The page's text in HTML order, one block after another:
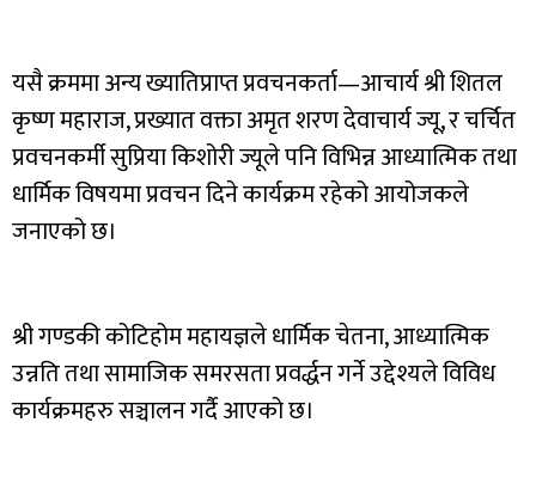
यसै क्रममा अन्य ख्यातिप्राप्त प्रवचनकर्ता—आचार्य श्री शितल
कृष्ण महाराज, प्रख्यात वक्ता अमृत शरण देवाचार्य ज्यू, र चर्चित
प्रवचनकर्मी सुप्रिया किशोरी ज्यूले पनि विभिन्न आध्यात्मिक तथा
धार्मिक विषयमा प्रवचन दिने कार्यक्रम रहेको आयोजकले
जनाएको छ।
श्री गण्डकी कोटिहोम महायज्ञले धार्मिक चेतना, आध्यात्मिक
उन्नति तथा सामाजिक समरसता प्रवर्द्धन गर्ने उद्देश्यले विविध
कार्यक्रमहरु सञ्चालन गर्दै आएको छ।